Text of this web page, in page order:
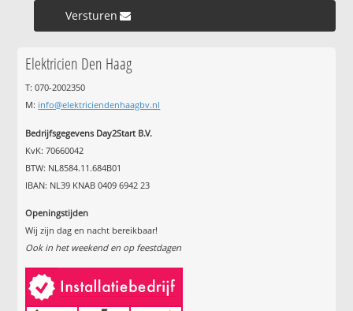
Versturen »
Elektricien Den Haag
T: 070-2002350
M: info@elektriciendenhaagbv.nl
Bedrijfsgegevens Day2Start B.V.
KvK: 70660042
BTW: NL8584.11.684B01
IBAN: NL39 KNAB 0409 6942 23
Openingstijden
Wij zijn dag en nacht bereikbaar!
Ook in het weekend en op feestdagen